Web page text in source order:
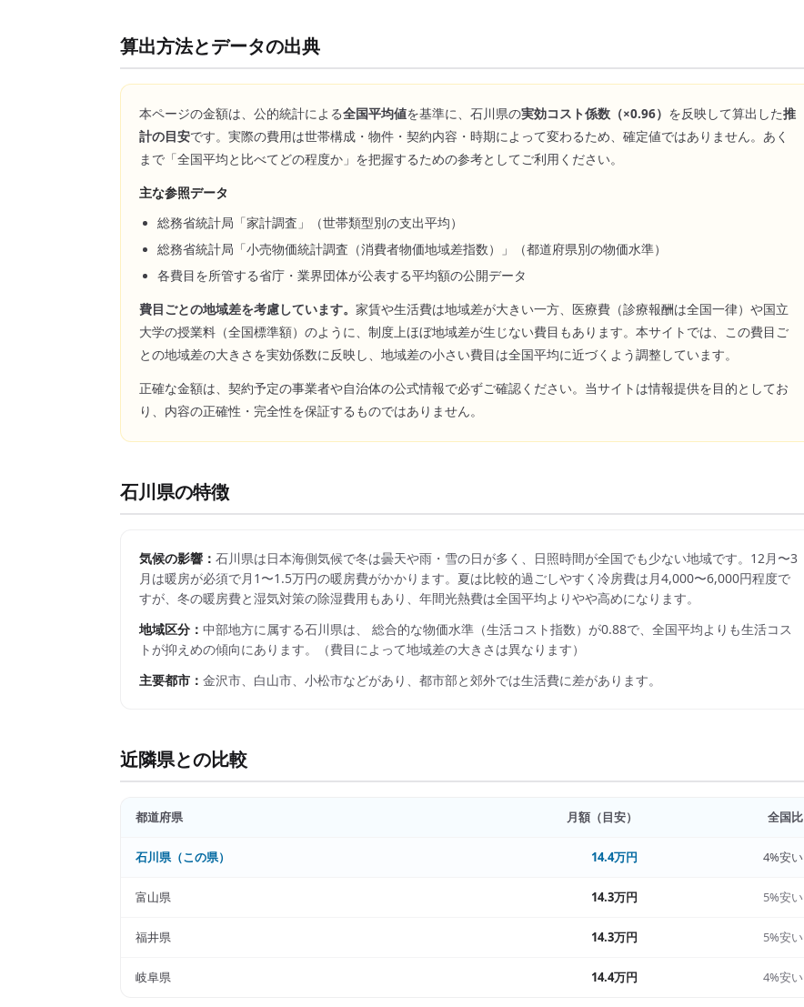
算出方法とデータの出典
本ページの金額は、公的統計による全国平均値を基準に、 石川県の実効コスト係数（×0.96） を反映して算出した推
計の目安です。実際の費用は世帯構成・物件・契約内容・時期によって変わるため、確定値ではありません。あく
まで「全国平均と比べてどの程度か」を把握するための参考としてご利用ください。
主な参照データ
総務省統計局「家計調査」（世帯類型別の支出平均）
総務省統計局「小売物価統計調査（消費者物価地域差指数）」（都道府県別の物価水準）
各費目を所管する省庁・業界団体が公表する平均額の公開データ
費目ごとの地域差を考慮しています。 家賃や生活費は地域差が大きい一方、医療費（診療報酬は全国一律）や国立
大学の授業料（全国標準額）のように、制度上ほぼ地域差が生じない費目もあります。本サイトでは、この費目ご
との地域差の大きさを実効係数に反映し、地域差の小さい費目は全国平均に近づくよう調整しています。
正確な金額は、契約予定の事業者や自治体の公式情報で必ずご確認ください。当サイトは情報提供を目的としてお
り、内容の正確性・完全性を保証するものではありません。
石川県の特徴
気候の影響： 石川県は日本海側気候で冬は曇天や雨・雪の日が多く、日照時間が全国でも少ない地域です。12月〜3
月は暖房が必須で月1〜1.5万円の暖房費がかかります。夏は比較的過ごしやすく冷房費は月4,000〜6,000円程度で
すが、冬の暖房費と湿気対策の除湿費用もあり、年間光熱費は全国平均よりやや高めになります。
地域区分： 中部地方に属する石川県は、 総合的な物価水準（生活コスト指数）が0.88で、 全国平均よりも生活コス
トが抑えめの傾向にあります。
（費目によって地域差の大きさは異なります）
主要都市： 金沢市、白山市、小松市などがあり、都市部と郊外では生活費に差があります。
近隣県との比較
都道府県 月額（目安） 全国比
石川県（この県） 14.4万円 4%安い
富山県 14.3万円 5%安い
福井県 14.3万円 5%安い
岐阜県 14.4万円 4%安い